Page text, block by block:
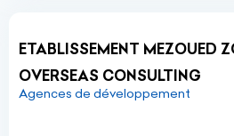
ETABLISSEMENT MEZOUED
OVERSEAS CONSULTING
Agences de développement